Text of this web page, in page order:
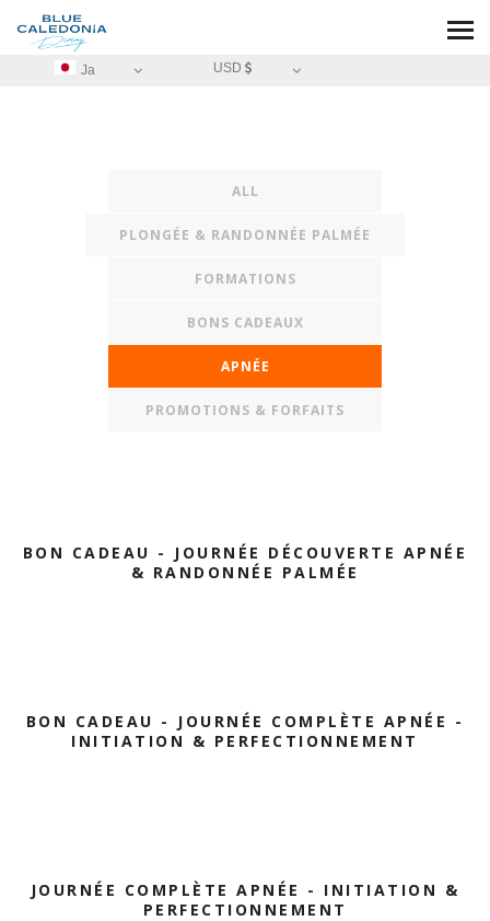
Ja USD
ALL
PLONGÉE & RANDONNÉE PALMÉE
FORMATIONS
BONS CADEAUX
APNÉE
PROMOTIONS & FORFAITS
BON CADEAU - JOURNÉE DÉCOUVERTE APNÉE
& RANDONNÉE PALMÉE
BON CADEAU - JOURNÉE COMPLÈTE APNÉE -
INITIATION & PERFECTIONNEMENT
JOURNÉE COMPLÈTE APNÉE - INITIATION &
PERFECTIONNEMENT